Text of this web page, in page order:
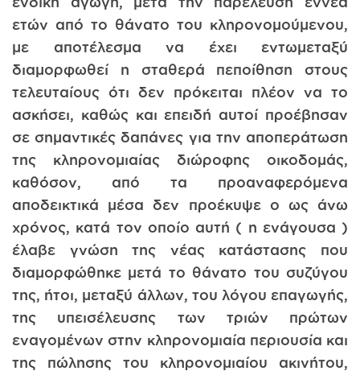
ετών από το θάνατο του κληρονομούμενου,
με αποτέλεσμα να έχει εντωμεταξύ
διαμορφωθεί η σταθερά πεποίθηση στους
τελευταίους ότι δεν πρόκειται πλέον να το
ασκήσει, καθώς και επειδή αυτοί προέβησαν
σε σημαντικές δαπάνες για την αποπεράτωση
της κληρονομιαίας διώροφης οικοδομάς,
καθόσον, από τα προαναφερόμενα
αποδεικτικά μέσα δεν προέκυψε ο ως άνω
χρόνος, κατά τον οποίο αυτή ( η ενάγουσα )
έλαβε γνώση της νέας κατάστασης που
διαμορφώθηκε μετά το θάνατο του συζύγου
της, ήτοι, μεταξύ άλλων, του λόγου επαγωγής,
της υπεισέλευσης των τριών πρώτων
εναγομένων στην κληρονομιαία περιουσία και
της πώλησης του κληρονομιαίου ακινήτου,